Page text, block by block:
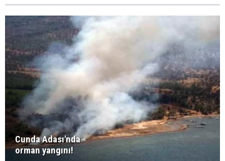
Cunda Adası'nda
orman yangını!